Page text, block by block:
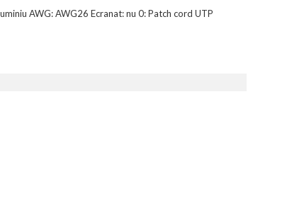
AWG: AWG26 Ecranat: nu 0: Patch cord UTP